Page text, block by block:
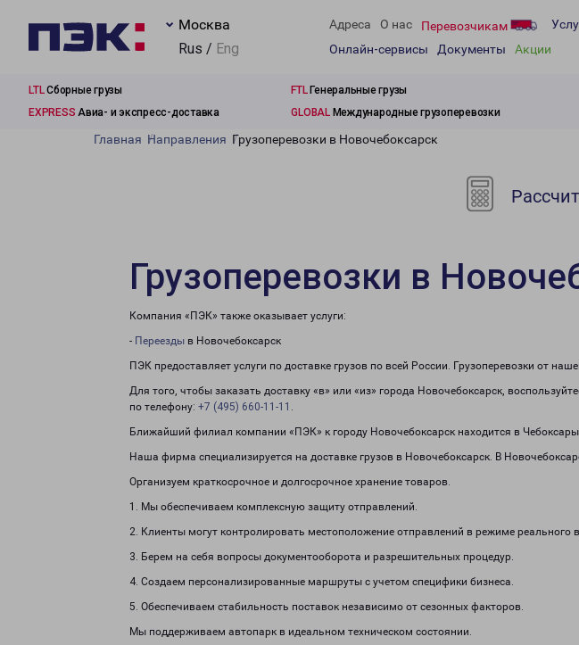
Москва
Rus / Eng
Адреса О нас Перевозчикам
Онлайн-сервисы
Документы Акции
LTLСборные грузы FTLГенеральные грузы
EXPRESS Авиа- и экспресс-доставка GLOBALМеждународные грузоперевозки
Главная Направления Грузоперевозки в Новочебоксарск
Грузоперевозки в
Компания «ПЭК» также оказывает услуги:
- Переезды в Новочебоксарск
ПЭК предоставляет услуги по доставке грузов по всей России. Грузоперевозки от
Для того, чтобы заказать доставку «в» или «из» города Новочебоксарск,
по телефону: +7 (495) 660-11-11 .
Ближайший филиал компании «ПЭК» к городу Новочебоксарск находится в
Наша фирма специализируется на доставке грузов в Новочебоксарск. В
Организуем краткосрочное и долгосрочное хранение товаров.
1. Мы обеспечиваем комплексную защиту отправлений.
2. Клиенты могут контролировать местоположение отправлений в режиме реального
3. Берем на себя вопросы документооборота и разрешительных процедур.
4. Создаем персонализированные маршруты с учетом специфики бизнеса.
5. Обеспечиваем стабильность поставок независимо от сезонных факторов.
Мы поддерживаем автопарк в идеальном техническом состоянии.